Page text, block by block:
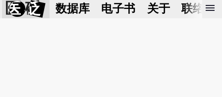
医 砭 数据库 电子书 关于 联络我
menu